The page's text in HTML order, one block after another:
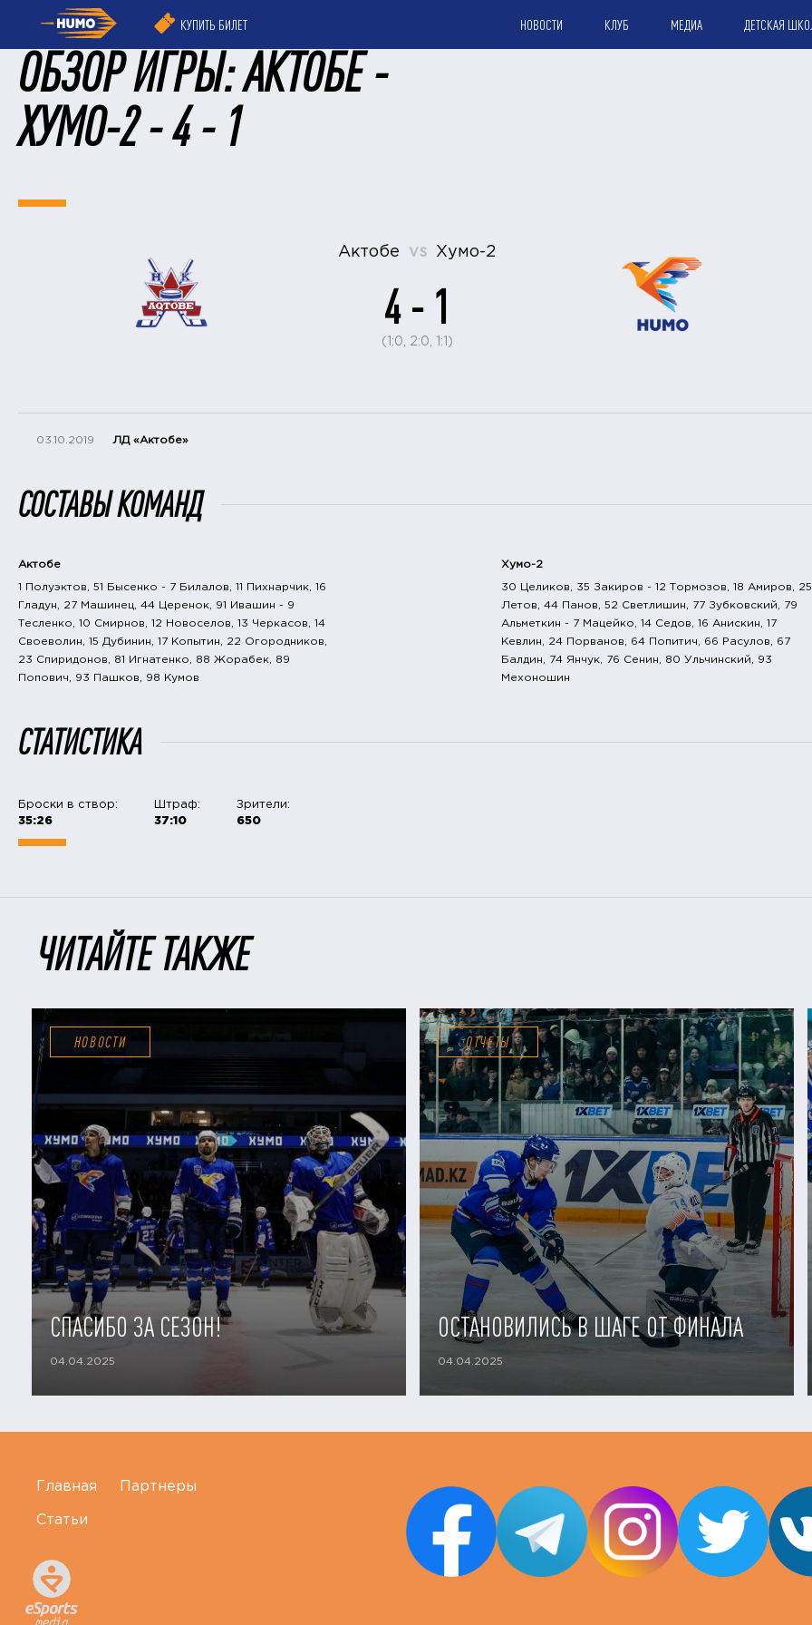
КУПИТЬ БИЛЕТ НОВОСТИ КЛУБ МЕДИА ДЕТСКАЯ
ОБЗОР ИГРЫ: АКТОБЕ -
ХУМО-2 - 4 - 1
Актобе vs Хумо-2
4 - 1
(1:0, 2:0, 1:1)
03.10.2019 ЛД «Актобе»
СОСТАВЫ КОМАНД
Актобе
1 Полуэктов, 51 Бысенко - 7 Билалов, 11 Пихнарчик, 16
Гладун, 27 Машинец, 44 Церенок, 91 Ивашин - 9
Тесленко, 10 Смирнов, 12 Новоселов, 13 Черкасов, 14
Своеволин, 15 Дубинин, 17 Копытин, 22 Огородников,
23 Спиридонов, 81 Игнатенко, 88 Жорабек, 89
Попович, 93 Пашков, 98 Кумов
Хумо-2
30 Целиков, 35 Закиров - 12 Тормозов, 18 Амиров, 25
Летов, 44 Панов, 52 Светлишин, 77 Зубковский, 79
Альметкин - 7 Мацейко, 14 Седов, 16 Анискин, 17
Кевлин, 24 Порванов, 64 Попитич, 66 Расулов, 67
Балдин, 74 Янчук, 76 Сенин, 80 Ульчинский, 93
Мехоношин
СТАТИСТИКА
Броски в створ:
35:26
Штраф:
37:10
Зрители:
650
ЧИТАЙТЕ ТАКЖЕ
НОВОСТИ
СПАСИБО ЗА СЕЗОН!
04.04.2025
ОТЧЕТЫ
ОСТАНОВИЛИСЬ В ШАГЕ ОТ ФИНАЛА
04.04.2025
Главная Партнеры
Статьи